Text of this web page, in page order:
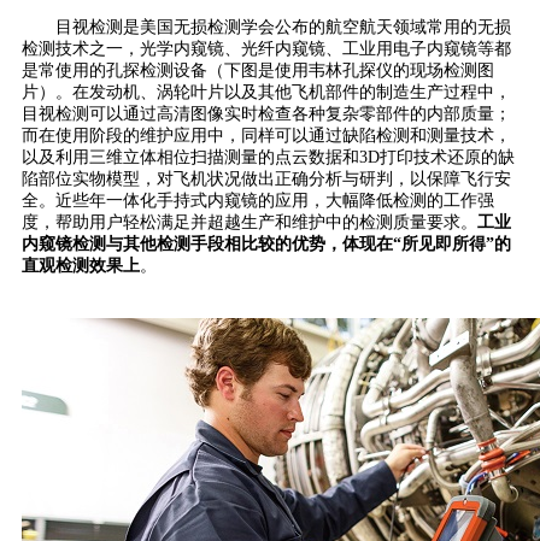
目视检测是美国无损检测学会公布的航空航天领域常用的无损
检测技术之一，光学内窥镜、光纤内窥镜、工业用电子内窥镜等都
是常使用的孔探检测设备（下图是使用韦林孔探仪的现场检测图
片）。在发动机、涡轮叶片以及其他飞机部件的制造生产过程中，
目视检测可以通过高清图像实时检查各种复杂零部件的内部质量；
而在使用阶段的维护应用中，同样可以通过缺陷检测和测量技术，
以及利用三维立体相位扫描测量的点云数据和3D打印技术还原的缺
陷部位实物模型，对飞机状况做出正确分析与研判，以保障飞行安
全。近些年一体化手持式内窥镜的应用，大幅降低检测的工作强
度，帮助用户轻松满足并超越生产和维护中的检测质量要求。 工业
内窥镜检测与其他检测手段相比较的优势，体现在“所见即所得”的
直观检测效果上。